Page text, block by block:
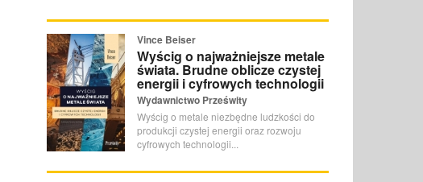
Vince Beiser
Wyścig o najważniejsze metale
świata. Brudne oblicze czystej
energii i cyfrowych technologii
Wydawnictwo Prześwity
Wyścig o metale niezbędne ludzkości do
produkcji czystej energii oraz rozwoju
cyfrowych technologii...